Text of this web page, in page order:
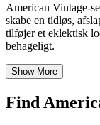
American Vintage-
skabe en tidløs,
tilføjer et eklektisk
behageligt.
Show More
Find